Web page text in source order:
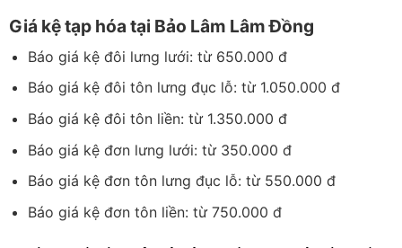
Giá kệ tạp hóa tại Bảo Lâm Lâm Đồng
Báo giá kệ đôi lưng lưới: từ 650.000 đ
Báo giá kệ đôi tôn lưng đục lỗ: từ 1.050.000 đ
Báo giá kệ đôi tôn liền: từ 1.350.000 đ
Báo giá kệ đơn lưng lưới: từ 350.000 đ
Báo giá kệ đơn tôn lưng đục lỗ: từ 550.000 đ
Báo giá kệ đơn tôn liền: từ 750.000 đ